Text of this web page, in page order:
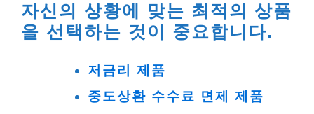
자신의 상황에 맞는 최적의 상품
을 선택하는 것이 중요합니다.
저금리 제품
중도상환 수수료 면제 제품